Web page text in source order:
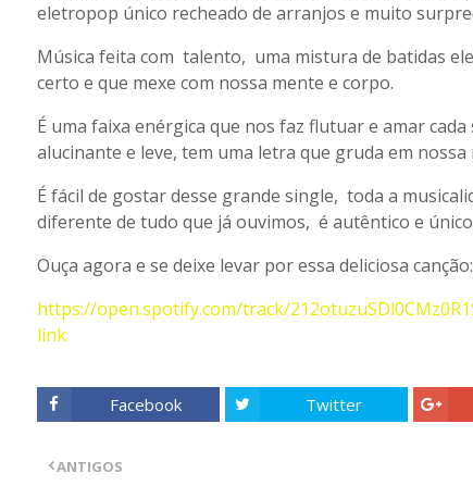
eletropop único recheado de arranjos e muito
Música feita com talento, uma mistura de batidas
certo e que mexe com nossa mente e corpo.
É uma faixa enérgica que nos faz flutuar e amar
alucinante e leve, tem uma letra que gruda em nossa
É fácil de gostar desse grande single, toda a
diferente de tudo que já ouvimos, é autêntico e
Ouça agora e se deixe levar por essa deliciosa canção:
https://open.spotify.com/track/
link
Facebook Twitter
ANTIGOS